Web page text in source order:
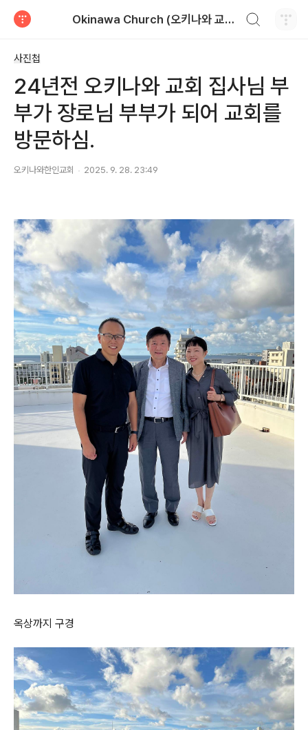
Okinawa Church (오키나와 교회)
사진첩
24년전 오키나와 교회 집사님 부
부가 장로님 부부가 되어 교회를
방문하심.
오키나와한인교회 2025. 9. 28. 23:49
옥상까지 구경